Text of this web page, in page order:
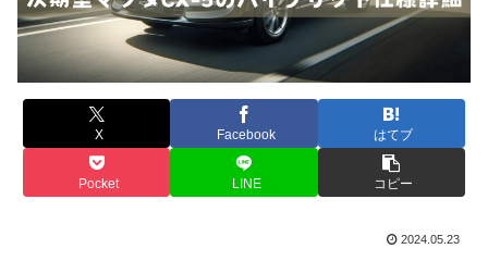
X Facebook はてブ
Pocket LINE コピー
2024.05.23